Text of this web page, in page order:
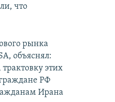
что
рынка
объяснял:
этих
РФ
Ирана